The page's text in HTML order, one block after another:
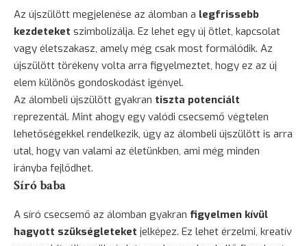
Az újszülött megjelenése az álomban a legfrissebb
kezdeteket szimbolizálja. Ez lehet egy új ötlet, kapcsolat
vagy életszakasz, amely még csak most formálódik. Az
újszülött törékeny volta arra figyelmeztet, hogy ez az új
elem különös gondoskodást igényel.
Az álombeli újszülött gyakran tiszta potenciált
reprezentál. Mint ahogy egy valódi csecsemő végtelen
lehetőségekkel rendelkezik, úgy az álombeli újszülött is arra
utal, hogy van valami az életünkben, ami még minden
irányba fejlődhet.
Síró baba
A síró csecsemő az álomban gyakran figyelmen kívül
hagyott szükségleteket jelképez. Ez lehet érzelmi, kreatív